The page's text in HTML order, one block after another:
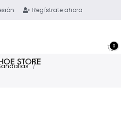
Regístrate ahora
0
/